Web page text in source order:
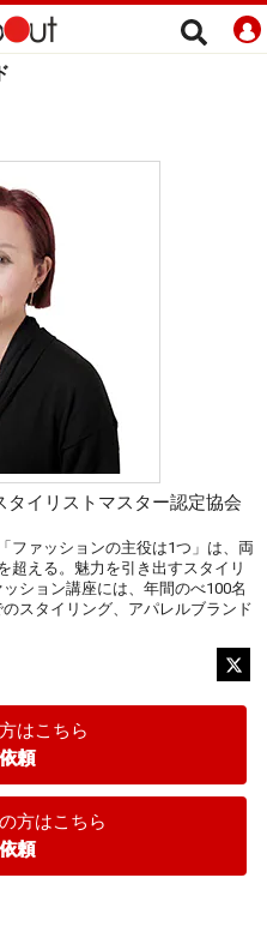
イリストマスター認定協会
ファッションの主役は1つ」は、両
超える。魅力を引き出すスタイリ
ション講座には、年間のべ100名
スタイリング、アパレルブランド
はこちら
頼
方はこちら
頼